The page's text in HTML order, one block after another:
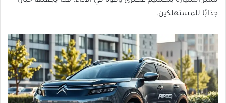
جذابًا للمستهلكين.